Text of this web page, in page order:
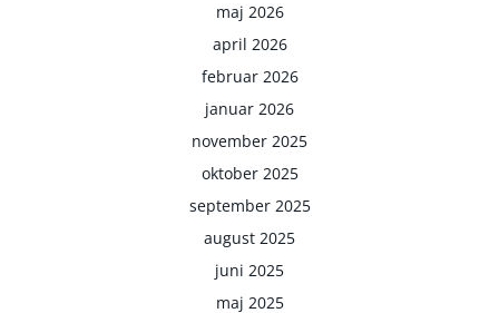
maj 2026
april 2026
februar 2026
januar 2026
november 2025
oktober 2025
september 2025
august 2025
juni 2025
maj 2025